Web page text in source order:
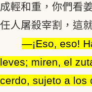
成輕和重，你們看
任人屠殺宰割，這
―¡Eso, eso!
leves; miren, el
cerdo, sujeto a los